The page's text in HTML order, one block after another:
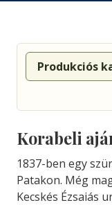
Produkciós
Korabeli
1837-ben egy
Patakon. Még
Kecskés Ézsaiás